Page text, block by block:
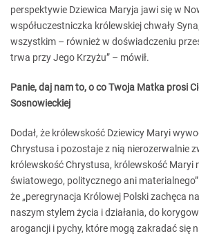
perspektywie Dziewica Maryja jawi się w
współuczestniczka królewskiej chwały
wszystkim – również w doświadczeniu
trwa przy Jego Krzyżu” – mówił.
Panie, daj nam to, o co Twoja Matka prosi
Sosnowieckiej
Dodał, że królewskość Dziewicy Maryi
Chrystusa i pozostaje z nią nierozerwalnie
królewskość Chrystusa, królewskość Maryi
światowego, politycznego ani materialnego”
że „peregrynacja Królowej Polski zachęca
naszym stylem życia i działania, do
arogancji i pychy, które mogą zakradać się